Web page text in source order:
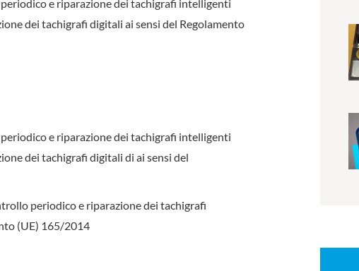
e riparazione dei tachigrafi intelligenti
dei tachigrafi digitali ai sensi del Regolamento
e riparazione dei tachigrafi intelligenti
dei tachigrafi digitali di ai sensi del
periodico e riparazione dei tachigrafi
(UE) 165/2014